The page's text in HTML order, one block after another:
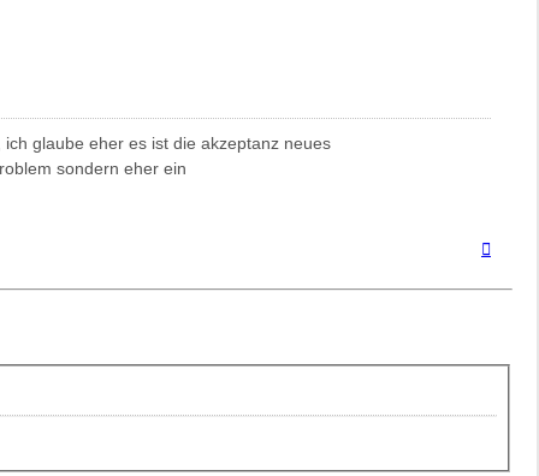
glaube eher es ist die akzeptanz neues
sondern eher ein